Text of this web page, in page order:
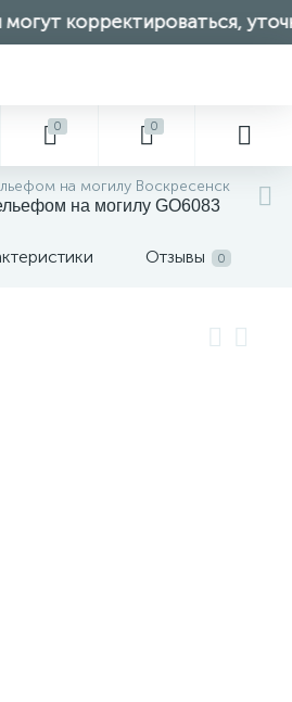
корректироваться,
0 0
на могилу Воскресенск
на могилу GO6083
Отзывы 0